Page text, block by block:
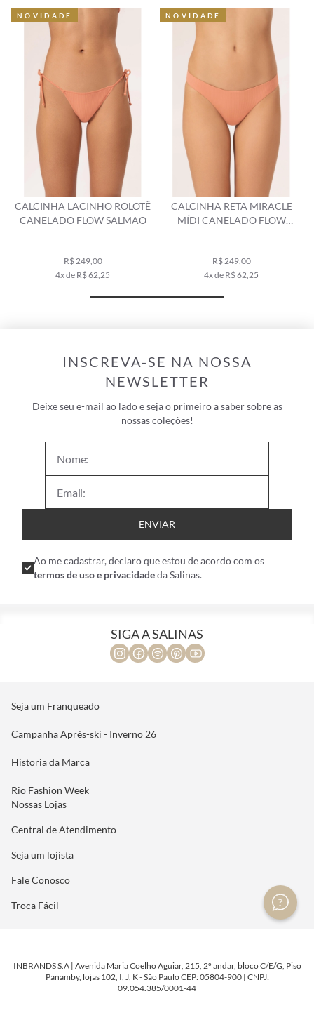
CALCINHA LACINHO ROLOTÊ
CANELADO FLOW SALMAO
R$ 249,00
4x de R$ 62,25
NOVIDADE
CALCINHA RETA MIRACLE
MÍDI CANELADO FLOW
R$ 249,00
4x de R$ 62,25
NOVIDADE
INSCREVA-SE NA NOSSA
NEWSLETTER
Deixe seu e-mail ao lado e seja o primeiro a saber sobre as
nossas coleções!
ENVIAR
Ao me cadastrar, declaro que estou de acordo com os
termos de uso e privacidadeda Salinas.
SIGA A SALINAS
Seja um Franqueado
Campanha Aprés-ski - Inverno 26
Historia da Marca
Rio Fashion Week
Nossas Lojas
Central de Atendimento
Seja um lojista
Fale Conosco
Troca Fácil
INBRANDS S.A | Avenida Maria Coelho Aguiar, 215, 2º andar, bloco C/E/G, Piso
Panamby, lojas 102, I, J, K - São Paulo CEP: 05804-900 | CNPJ:
09.054.385/0001-44